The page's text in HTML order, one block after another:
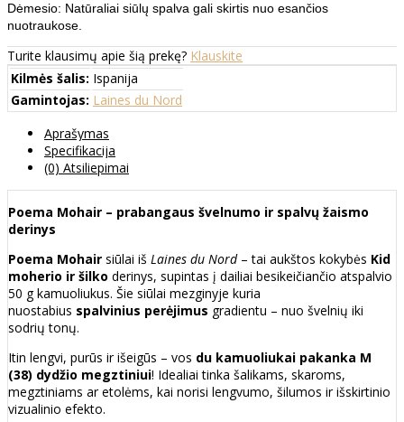
Dėmesio: Natūraliai siūlų spalva gali skirtis nuo esančios
nuotraukose.
Turite klausimų apie šią prekę? Klauskite
Kilmės šalis: Ispanija
Gamintojas: Laines du Nord
Aprašymas
Specifikacija
(0) Atsiliepimai
Poema Mohair – prabangaus švelnumo ir spalvų žaismo
derinys
Poema Mohair siūlai iš Laines du Nord– tai aukštos kokybės Kid
moherio ir šilko derinys, supintas į dailiai besikeičiančio atspalvio
50 g kamuoliukus. Šie siūlai mezginyje kuria
nuostabius spalvinius perėjimus gradientu – nuo švelnių iki
sodrių tonų.
Itin lengvi, purūs ir išeigūs – vos du kamuoliukai pakanka M
(38) dydžio megztiniui! Idealiai tinka šalikams, skaroms,
megztiniams ar etolėms, kai norisi lengvumo, šilumos ir išskirtinio
vizualinio efekto.